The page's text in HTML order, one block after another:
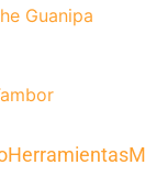
Guanipa
Herramientas